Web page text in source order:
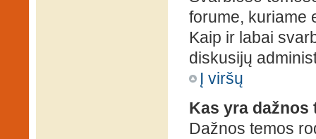
forume, kuriame
Kaip ir labai
diskusijų
Į viršų
Kas yra dažnos
Dažnos temos